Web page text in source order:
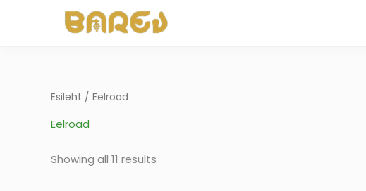
Esileht / Eelroad
Eelroad
Showing all 11 results